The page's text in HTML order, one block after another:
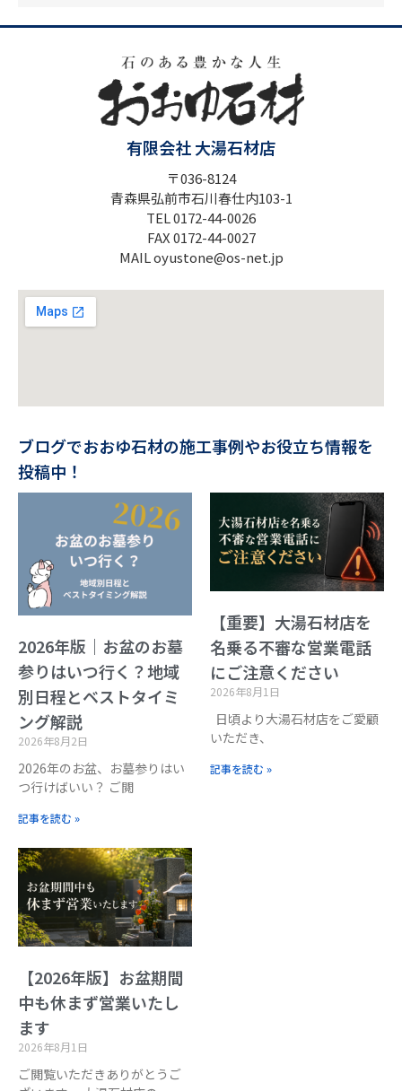
有限会社 大湯石材店
〒036-8124
青森県弘前市石川春仕内103-1
TEL 0172-44-0026
FAX 0172-44-0027
MAIL oyustone@os-net.jp
ブログでおおゆ石材の施工事例やお役立ち情報を
投稿中！
2026年版｜お盆のお墓
参りはいつ行く？地域
別日程とベストタイミ
ング解説
2026年8月2日
2026年のお盆、お墓参りはい
つ行けばいい？ ご閲
記事を読む »
【重要】大湯石材店を
名乗る不審な営業電話
にご注意ください
2026年8月1日
日頃より大湯石材店をご愛顧
いただき、
記事を読む »
【2026年版】お盆期間
中も休まず営業いたし
ます
2026年8月1日
ご閲覧いただきありがとうご